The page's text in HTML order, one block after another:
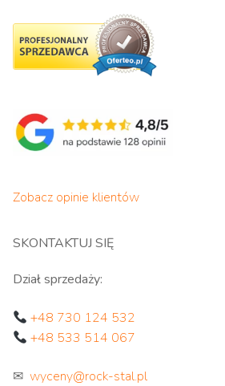
Zobacz opinie klientów
SKONTAKTUJ SIĘ
Dział sprzedaży:
+48 730 124 532
+48 533 514 067
✉ wyceny@rock-stal.pl